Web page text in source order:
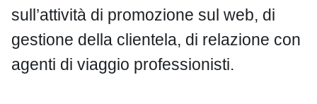
sull’attività di promozione sul web, di
gestione della clientela, di relazione con
agenti di viaggio professionisti.